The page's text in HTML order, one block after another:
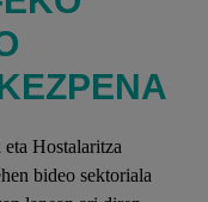
Hostalaritza
bideo sektoriala